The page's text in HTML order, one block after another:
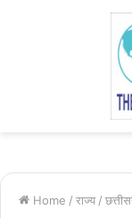
Home / राज्य /